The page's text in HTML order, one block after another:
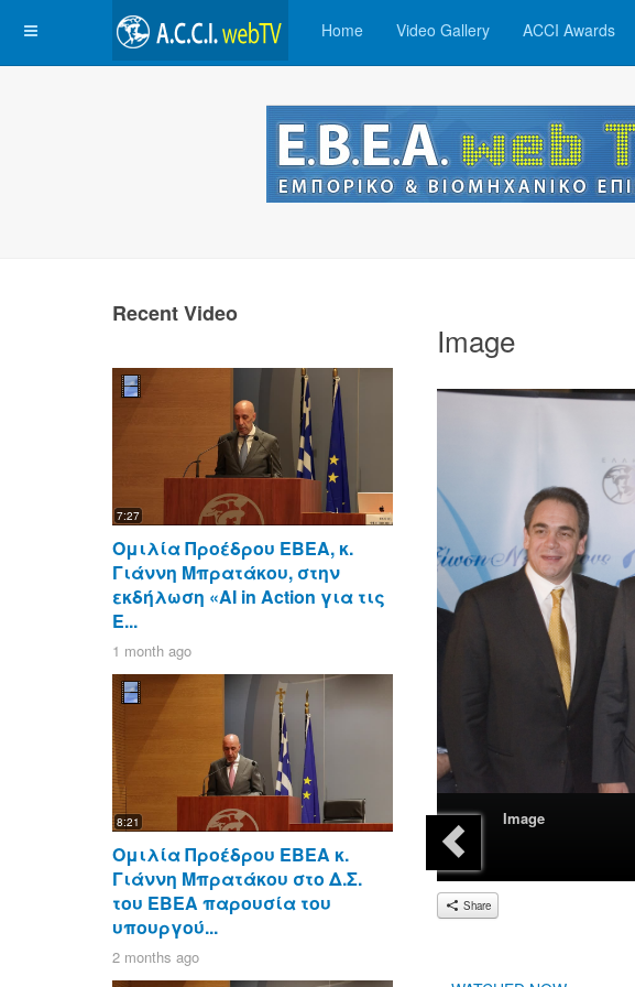
Home Video Gallery ACCI Awards
Image
Image
Share
Recent Video
7:27
Ομιλία Προέδρου ΕΒΕΑ, κ.
Γιάννη Μπρατάκου, στην
εκδήλωση «AI in Action για τις
Ε...
1 month ago
8:21
Ομιλία Προέδρου ΕΒΕΑ κ.
Γιάννη Μπρατάκου στο Δ.Σ.
του ΕΒΕΑ παρουσία του
υπουργού...
2 months ago